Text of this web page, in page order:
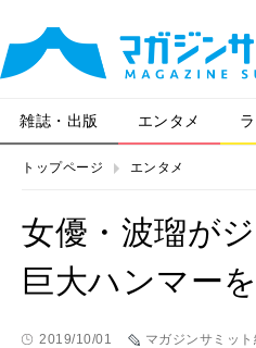
雑誌・出版 エンタメ
トップページ エンタメ
女優・波瑠が
巨大ハンマー
2019/10/01 マガジンサミッ